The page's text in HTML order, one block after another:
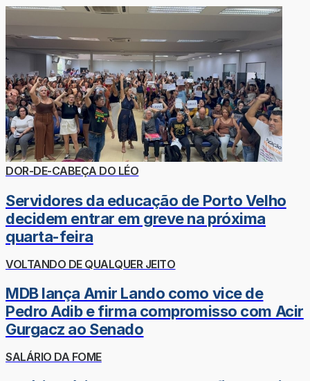
DOR-DE-CABEÇA DO LÉO
Servidores da educação de Porto Velho
decidem entrar em greve na próxima
quarta-feira
VOLTANDO DE QUALQUER JEITO
MDB lança Amir Lando como vice de
Pedro Adib e firma compromisso com Acir
Gurgacz ao Senado
SALÁRIO DA FOME